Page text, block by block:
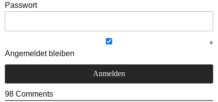
Passwort
Angemeldet bleiben
98 Comments